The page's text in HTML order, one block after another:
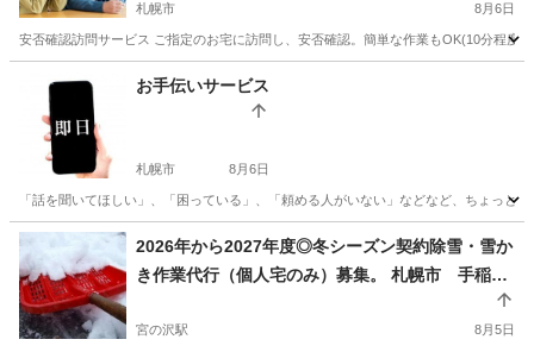
札幌市 8月6日
安否確認訪問サービス ご指定のお宅に訪問し、安否確認。簡単な作業もOK(10分程度
便利屋 月額
お手伝いサービス
札幌市 8月6日
「話を聞いてほしい」、「困っている」、「頼める人がいない」などなど、ちょっ
北海道 札幌市 便利屋 御用聞き
2026年から2027年度◎冬シーズン契約除雪・雪か
き作業代行（個人宅のみ）募集。 札幌市 手稲
区・西区のみ（一部エリアのみ） 限定。1か月分
基本料金６００００円から～
宮の沢駅 8月5日